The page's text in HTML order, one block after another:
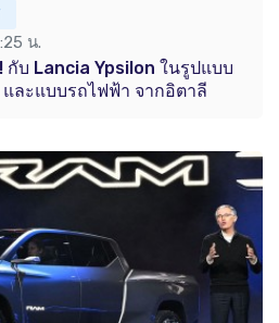
น.
กับ Lancia Ypsilon ในรูปแบบ
ละแบบรถไฟฟ้า จากอิตาลี